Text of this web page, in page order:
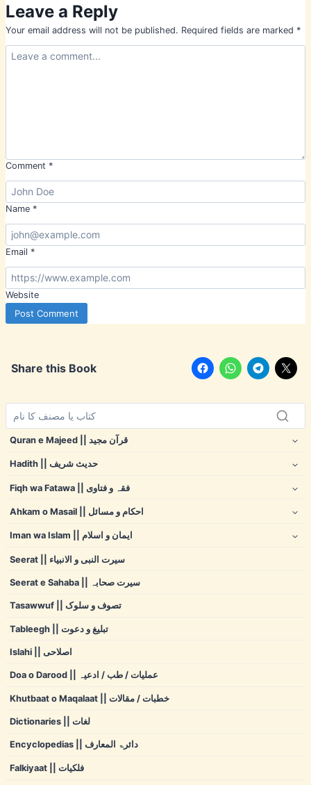
Leave a Reply
Your email address will not be published. Required fields are marked *
Comment *
Name *
Email *
Website
Share this Book
Quran e Majeed || قرآن مجید
Hadith || حدیث شریف
Fiqh wa Fatawa || فقہ و فتاوی
Ahkam o Masail || احکام و مسائل
Iman wa Islam || ایمان و اسلام
Seerat || سیرت النبی و الانبیاء
Seerat e Sahaba || سیرت صحابہ
Tasawwuf || تصوف و سلوک
Tableegh || تبلیغ و دعوت
Islahi || اصلاحی
Doa o Darood || عملیات / طب / ادعیہ
Khutbaat o Maqalaat || خطبات / مقالات
Dictionaries || لغات
Encyclopedias || دائرۃ المعارف
Falkiyaat || فلکیات